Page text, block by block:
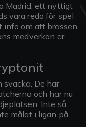
Madrid, ett nyttigt
vara redo för spel
info om att brassen
medverkan är
De har
och har nu
Inte så
målat i ligan på